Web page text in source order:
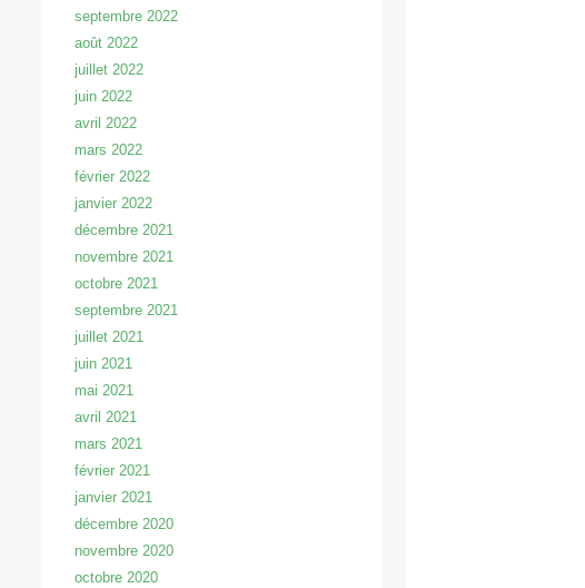
septembre 2022
août 2022
juillet 2022
juin 2022
avril 2022
mars 2022
février 2022
janvier 2022
décembre 2021
novembre 2021
octobre 2021
septembre 2021
juillet 2021
juin 2021
mai 2021
avril 2021
mars 2021
février 2021
janvier 2021
décembre 2020
novembre 2020
octobre 2020